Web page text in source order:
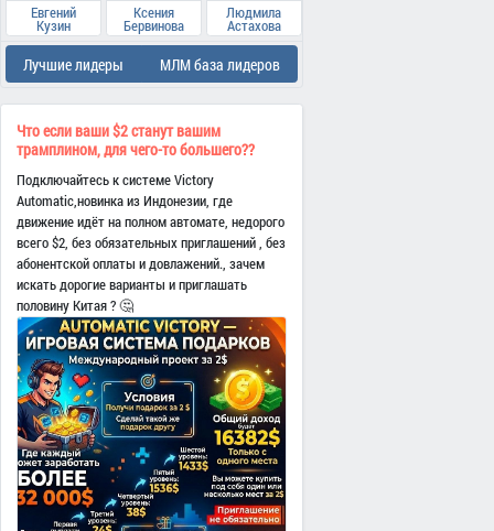
Евгений
Кузин
Ксения
Бервинова
Людмила
Астахова
Лучшие лидеры МЛМ база лидеров
Что если ваши $2 станут вашим
трамплином, для чего-то большего??
Подключайтесь к системе Victory
Automatic,новинка из Индонезии, где
движение идёт на полном автомате, недорого
всего $2, без обязательных приглашений , без
абонентской оплаты и довлажений., зачем
искать дорогие варианты и приглашать
половину Китая ? 🤔